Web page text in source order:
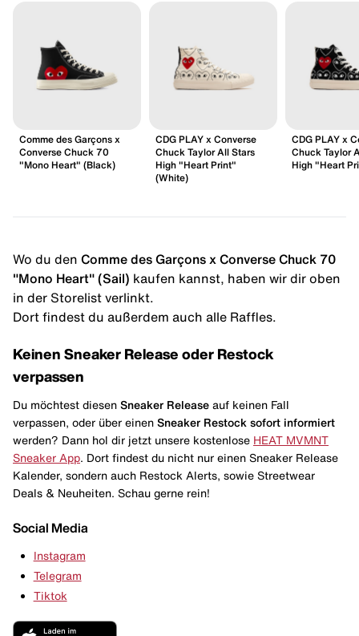
Comme des Garçons x
Converse Chuck 70
"Mono Heart" (Black)
CDG PLAY x Converse
Chuck Taylor All Stars
High "Heart Print"
(White)
CDG PLAY x
Chuck Taylor
High "Heart
Wo du den Comme des Garçons x Converse Chuck 70
"Mono Heart" (Sail) kaufen kannst, haben wir dir oben
in der Storelist verlinkt.
Dort findest du außerdem auch alle Raffles.
Keinen Sneaker Release oder Restock
verpassen
Du möchtest diesen Sneaker Release auf keinen Fall
verpassen, oder über einen Sneaker Restock sofort informiert
werden? Dann hol dir jetzt unsere kostenlose HEAT MVMNT
Sneaker App . Dort findest du nicht nur einen Sneaker Release
Kalender, sondern auch Restock Alerts, sowie Streetwear
Deals & Neuheiten. Schau gerne rein!
Social Media
Instagram
Telegram
Tiktok